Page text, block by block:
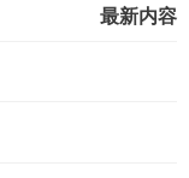
最新内容